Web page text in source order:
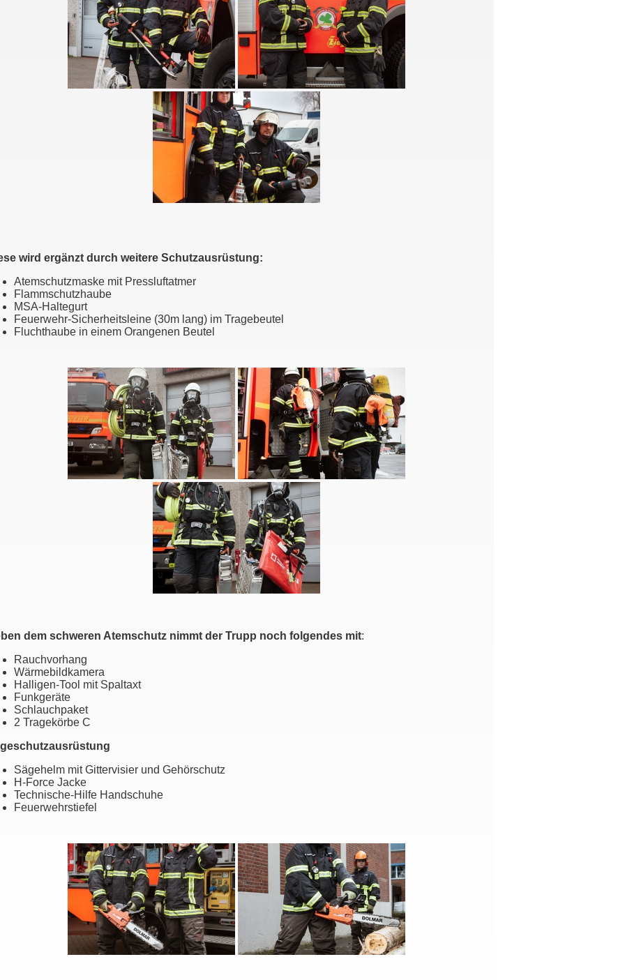
wird ergänzt durch weitere Schutzausrüstung:
Atemschutzmaske mit Pressluftatmer
Flammschutzhaube
MSA-Haltegurt
Feuerwehr-Sicherheitsleine (30m lang) im Tragebeutel
Fluchthaube in einem Orangenen Beutel
dem schweren Atemschutz nimmt der Trupp noch folgendes mit:
Rauchvorhang
Wärmebildkamera
Halligen-Tool mit Spaltaxt
Funkgeräte
Schlauchpaket
2 Tragekörbe C
Sägehelm mit Gittervisier und Gehörschutz
H-Force Jacke
Technische-Hilfe Handschuhe
Feuerwehrstiefel